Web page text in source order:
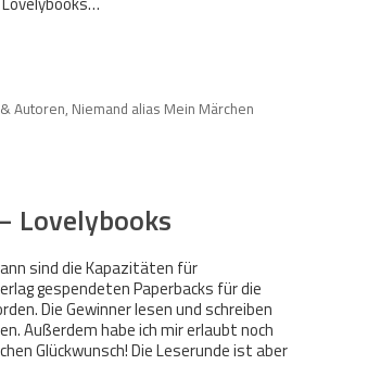
Autoren, Niemand alias Mein Märchen
Lovelybooks
sind die Kapazitäten für
gespendeten Paperbacks für die
Die Gewinner lesen und schreiben
Außerdem habe ich mir erlaubt noch
Glückwunsch! Die Leserunde ist aber